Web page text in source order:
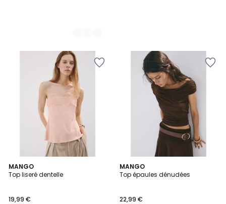
MANGO
Top liseré dentelle
19,99 €
MANGO
Top épaules dénudées
22,99 €